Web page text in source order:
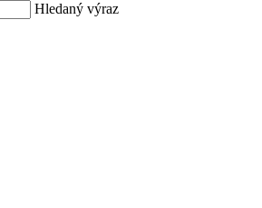
Hledaný výraz